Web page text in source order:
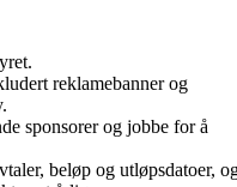
reklamebanner og
sponsorer og jobbe for å
beløp og utløpsdatoer,